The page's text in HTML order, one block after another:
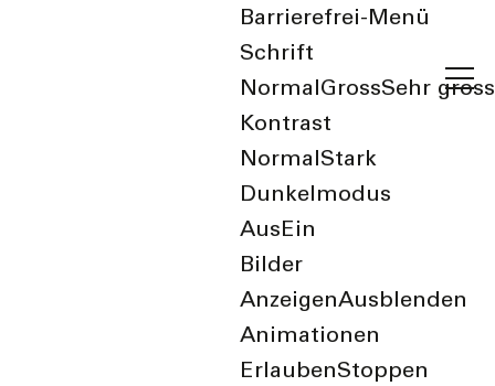
Barrierefrei-Menü
Schrift
Normal GrossSehr gross
Kontrast
Normal Stark
Dunkelmodus
Aus Ein
Bilder
AnzeigenAusblenden
Animationen
ErlaubenStoppen